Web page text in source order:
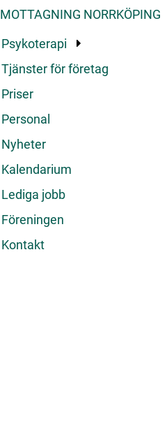
MOTTAGNING NORRKÖPING
Psykoterapi
Tjänster för företag
Priser
Personal
Nyheter
Kalendarium
Lediga jobb
Föreningen
Kontakt